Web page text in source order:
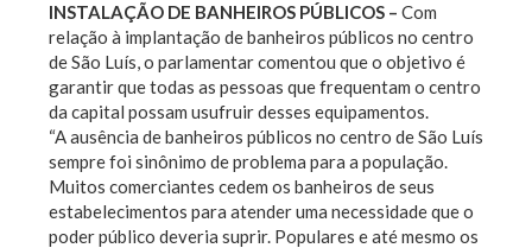
INSTALAÇÃO DE BANHEIROS PÚBLICOS – Com
relação à implantação de banheiros públicos no centro
de São Luís, o parlamentar comentou que o objetivo é
garantir que todas as pessoas que frequentam o centro
da capital possam usufruir desses equipamentos.
“A ausência de banheiros públicos no centro de São Luís
sempre foi sinônimo de problema para a população.
Muitos comerciantes cedem os banheiros de seus
estabelecimentos para atender uma necessidade que o
poder público deveria suprir. Populares e até mesmo os